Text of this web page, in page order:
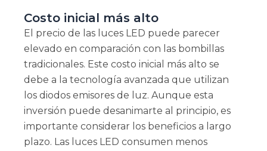
Costo inicial más alto
El precio de las luces LED puede parecer
elevado en comparación con las bombillas
tradicionales. Este costo inicial más alto se
debe a la tecnología avanzada que utilizan
los diodos emisores de luz. Aunque esta
inversión puede desanimarte al principio, es
importante considerar los beneficios a largo
plazo. Las luces LED consumen menos